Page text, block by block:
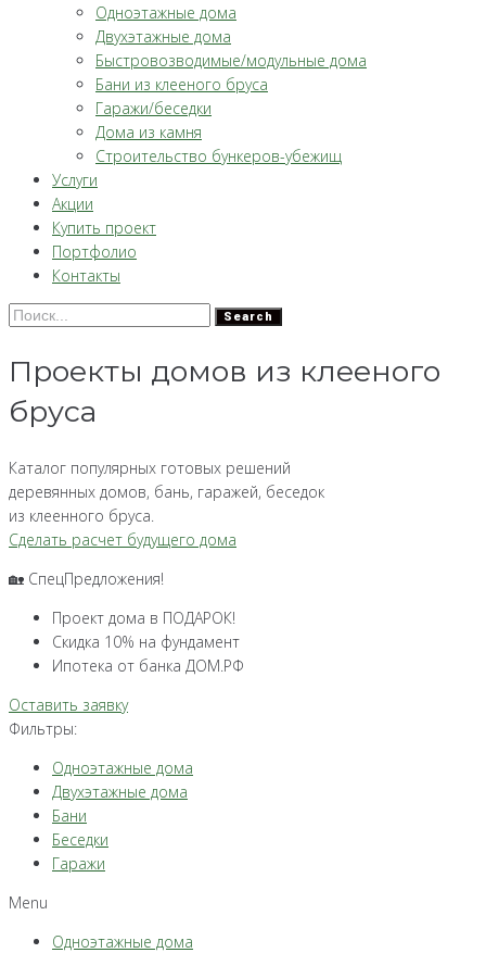
Одноэтажные дома
Двухэтажные дома
Быстровозводимые/модульные дома
Бани из клееного бруса
Гаражи/беседки
Дома из камня
Строительство бункеров-убежищ
Услуги
Акции
Купить проект
Портфолио
Контакты
Search
Проекты домов из клееного
бруса
Каталог популярных готовых решений
деревянных домов, бань, гаражей, беседок
из клеенного бруса.
Сделать расчет будущего дома
🏡 СпецПредложения!
Проект дома в ПОДАРОК!
Скидка 10% на фундамент
Ипотека от банка ДОМ.РФ
Оставить заявку
Фильтры:
Одноэтажные дома
Двухэтажные дома
Бани
Беседки
Гаражи
Menu
Одноэтажные дома